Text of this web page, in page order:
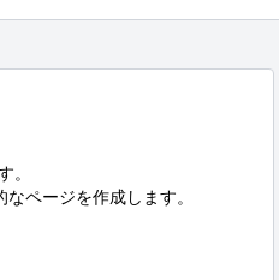
。
ページを作成します。